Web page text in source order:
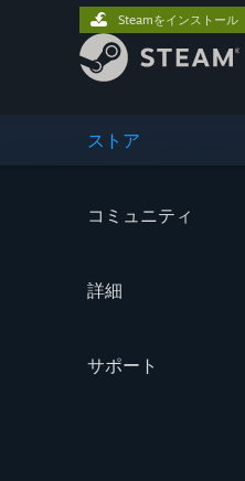
ストア
コミュニティ
詳細
サポート
Steamをインストール